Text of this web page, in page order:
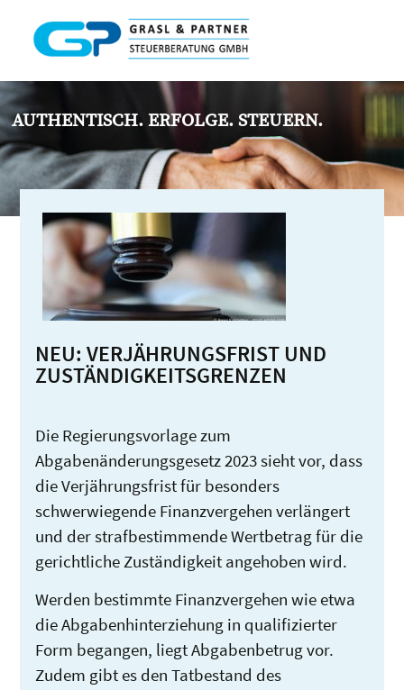
AUTHENTISCH. ERFOLGE. STEUERN.
NEU: VERJÄHRUNGSFRIST UND
ZUSTÄNDIGKEITSGRENZEN
Die Regierungsvorlage zum
Abgabenänderungsgesetz 2023 sieht vor, dass
die Verjährungsfrist für besonders
schwerwiegende Finanzvergehen verlängert
und der strafbestimmende Wertbetrag für die
gerichtliche Zuständigkeit angehoben wird.
Werden bestimmte Finanzvergehen wie etwa
die Abgabenhinterziehung in qualifizierter
Form begangen, liegt Abgabenbetrug vor.
Zudem gibt es den Tatbestand des